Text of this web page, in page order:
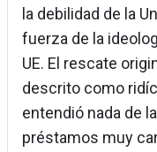
la debilidad de la
fuerza de la
UE. El rescate
descrito como
entendió nada de
préstamos muy